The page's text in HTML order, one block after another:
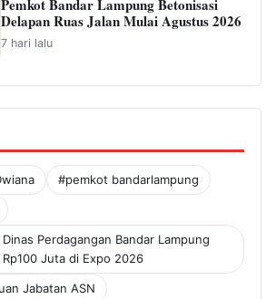
9 jam lalu
Dugaan Ancaman terhadap Keluarga
Legislator dan Jurnalis
Pendapatan Daerah Diproyeksi Naik
Jadi Rp2,999 Triliun
4 hari lalu
Wali Kota Bandarlampung Tinjau Hasil
Perbaikan Jalan Wala Kuba yang
Rampung Dikerjakan